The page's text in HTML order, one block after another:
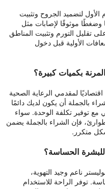
لتضميد الجروح وتثبيت
وضغطًا موثوقًا لإصابات مثل
تقليل التورم وتثبيت المناطق
الأولية قبل دخول
لمقدمي الرعاية الصحية
بالجملة أن يكون لديك دائمًا
مع توفير تكلفة الوحدة. سواء
فإن الشراء بالجملة يضمن
متكرر.
ناعم وجيد التهوية،
توفر الراحة للاستخدام